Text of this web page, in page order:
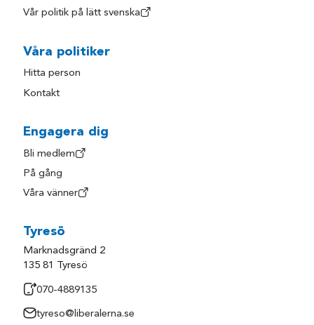
Vår politik på lätt svenska
Våra politiker
Hitta person
Kontakt
Engagera dig
Bli medlem
På gång
Våra vänner
Tyresö
Marknadsgränd 2
135 81 Tyresö
070-4889135
tyreso@liberalerna.se